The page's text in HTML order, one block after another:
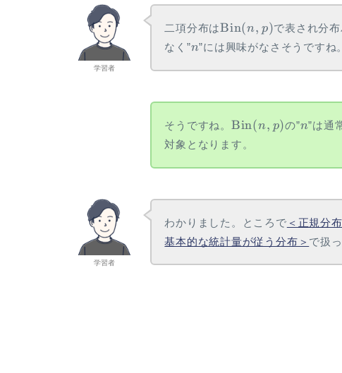
\vec#1{\boldsymbol{#1}}
\\ \gdef \rank
{\mathrm{rank}} \\ \gdef
\det {\mathrm{det}} \\
\gdef \Bern
\Bin {\mathrm{Bin}} \\
{\mathrm{Mn}} \\ \gdef
\Cov {\mathrm{Cov}} \\
\gdef \Po {\mathrm{Po}}
{\mathrm{HG}} \\ \gdef
\Geo {\mathrm{Geo}}\\
\gdef \N {\mathrm{N}}
\\ \gdef \LN
{\mathrm{LN}} \\ \gdef
学習者
二項分布は\Bin(n,p)
Bin(n, p)で表され分
なく”n
n”には興味がなさそうですね。
そうですね。 \Bin(n,p)
Bin(n, p)の”n
n”は通
対象となります。
学習者
わかりました。ところで ＜正規分
基本的な統計量が従う分布＞ で扱